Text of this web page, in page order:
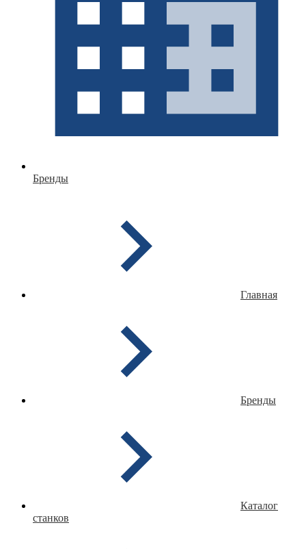
Бренды
Главная
Бренды
Каталог
станков